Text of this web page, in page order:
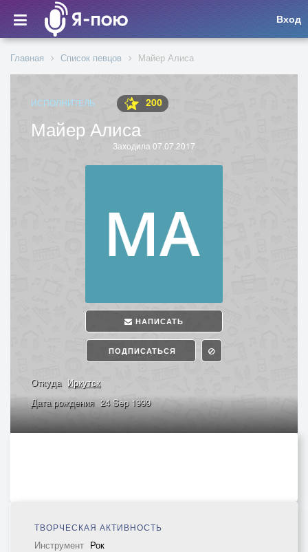
Вход
Главная Список певцов Майер Алиса
ИСПОЛНИТЕЛЬ 200
Майер Алиса
Заходила 07.07.2017
НАПИСАТЬ
ПОДПИСАТЬСЯ
Откуда Иркутск
Дата рождения 24 Sep 1999
ТВОРЧЕСКАЯ АКТИВНОСТЬ
Инструмент Рок